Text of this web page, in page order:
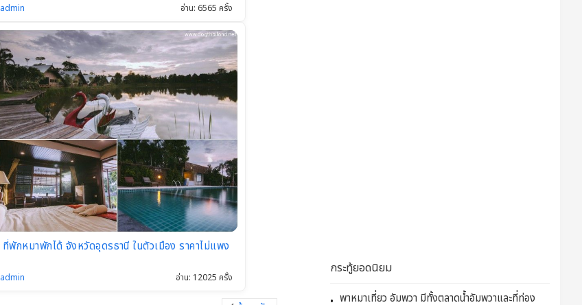
อ่าน: 6565 ครั้ง
admin
ที่พักหมาพักได้ จังหวัดอุดรธานี ในตัวเมือง ราคาไม่แพง
อ่าน: 12025 ครั้ง
admin
กระทู้ยอดนิยม
พาหมาเที่ยว อัมพวา มีทั้งตลาดน้ำอัมพวาและที่ท่อง